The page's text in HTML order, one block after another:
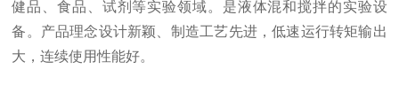
健品、食品、试剂等实验领域。是液体混和搅拌的实验设
备。产品理念设计新颖、制造工艺先进，低速运行转矩输出
大，连续使用性能好。